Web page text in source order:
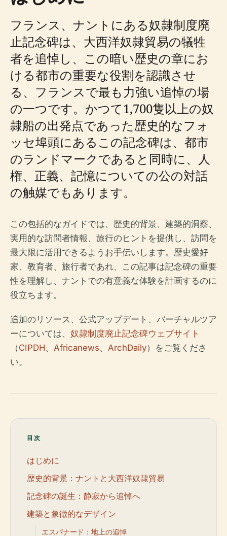
フランス、ナントにある奴隷制度廃
止記念碑は、大西洋奴隷貿易の犠牲
者を追悼し、この暗い歴史の章にお
ける都市の重要な役割を認識させ
る、フランスで最も力強い追悼の場
の一つです。かつて1,700隻以上の奴
隷船の出発点であった歴史的なフォ
ッセ埠頭にあるこの記念碑は、都市
のランドマークであると同時に、人
権、正義、記憶についての公の対話
の触媒でもあります。
この包括的なガイドでは、歴史的背景、建築的洞察、
実用的な訪問者情報、旅行のヒントを提供し、訪問を
最大限に活用できるようお手伝いします。歴史愛好
家、教育者、旅行者であれ、この記事は記念碑の重要
性を理解し、ナントでの有意義な体験を計画するのに
役立ちます。
追加のリソース、公式アップデート、バーチャルツア
ーについては、 奴隷制度廃止記念碑ウェブサイト
（CIPDH、 Africanews、 ArchDaily）をご覧くださ
い。
目次
はじめに
歴史的背景：ナントと大西洋奴隷貿易
記念碑の誕生：静寂から追悼へ
建築と象徴的なデザイン
エスパナード：地上の追悼